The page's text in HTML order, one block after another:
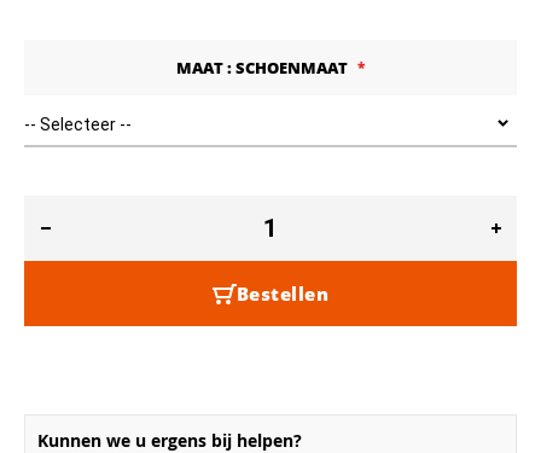
MAAT : SCHOENMAAT
Bestellen
Kunnen we u ergens bij helpen?